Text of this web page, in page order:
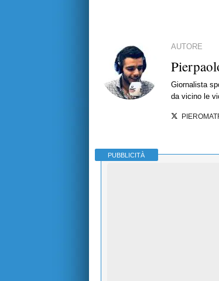
AUTORE
Giornalista
da vicino le
PUBBLICITÀ